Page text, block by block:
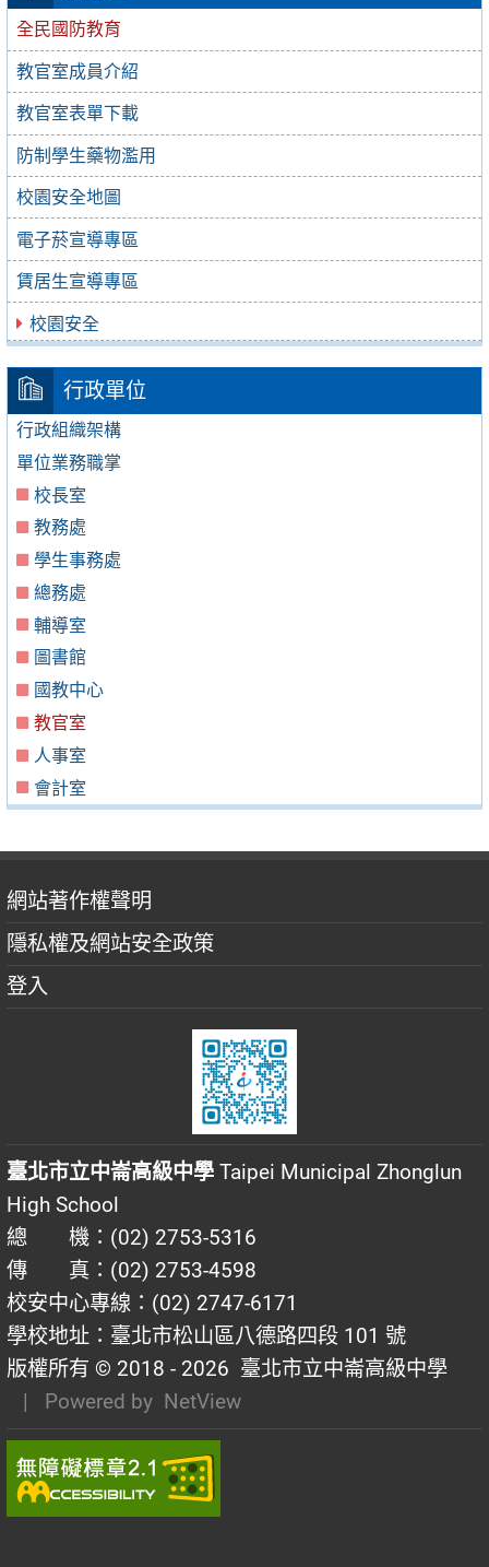
全民國防教育
教官室成員介紹
教官室表單下載
防制學生藥物濫用
校園安全地圖
電子菸宣導專區
賃居生宣導專區
校園安全
行政單位
行政組織架構
單位業務職掌
校長室
教務處
學生事務處
總務處
輔導室
圖書館
國教中心
教官室
人事室
會計室
網站著作權聲明
隱私權及網站安全政策
登入
臺北市立中崙高級中學 Taipei Municipal Zhonglun
High School
總 機：(02) 2753-5316
傳 真：(02) 2753-4598
校安中心專線：(02) 2747-6171
學校地址：臺北市松山區八德路四段 101 號
版權所有 © 2018 - 2026 臺北市立中崙高級中學
| Powered by NetView